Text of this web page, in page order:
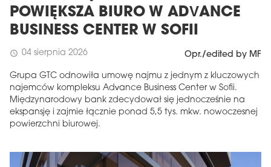
POWIĘKSZA BIURO W ADVANCE
BUSINESS CENTER W SOFII
schedule 04 sierpnia 2026 Opr./edited by MF
Grupa GTC odnowiła umowę najmu z jednym z kluczowych
najemców kompleksu Advance Business Center w Sofii.
Międzynarodowy bank zdecydował się jednocześnie na
ekspansję i zajmie łącznie ponad 5,5 tys. mkw. nowoczesnej
powierzchni biurowej.